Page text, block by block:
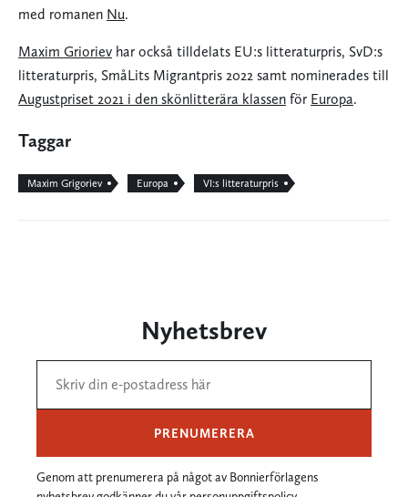
med romanen Nu.
Maxim Grioriev har också tilldelats EU:s litteraturpris, SvD:s
litteraturpris, SmåLits Migrantpris 2022 samt nominerades till
Augustpriset 2021 i den skönlitterära klassen för Europa.
Taggar
Maxim Grigoriev Europa VI:s litteraturpris
Nyhetsbrev
PRENUMERERA
Genom att prenumerera på något av Bonnierförlagens